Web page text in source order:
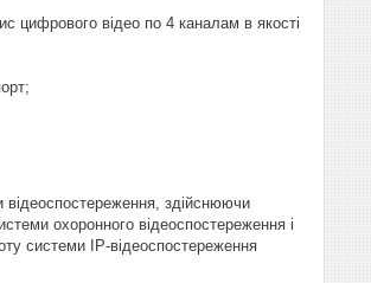
цифрового відео по 4 каналам в якості
відеоспостереження, здійснюючи
охоронного відеоспостереження і
системи IP-відеоспостереження